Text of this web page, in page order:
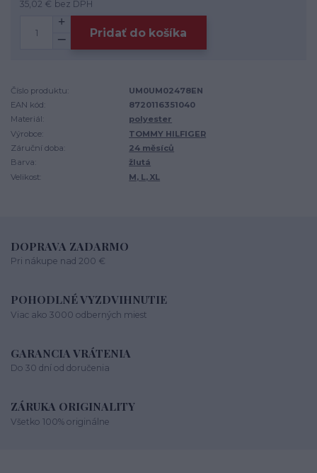
35,02 € bez DPH
Pridať do košíka
Číslo produktu:
UM0UM02478EN
EAN kód:
8720116351040
Materiál:
polyester
Výrobce:
TOMMY HILFIGER
Záruční doba:
24 měsíců
Barva:
žlutá
Velikost:
M, L, XL
DOPRAVA ZADARMO
Pri nákupe nad 200 €
POHODLNÉ VYZDVIHNUTIE
Viac ako 3000 odberných miest
GARANCIA VRÁTENIA
Do 30 dní od doručenia
ZÁRUKA ORIGINALITY
Všetko 100% originálne